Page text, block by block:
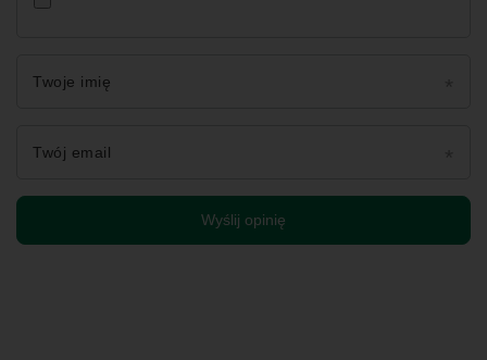
Twoje imię
Twój email
Wyślij opinię